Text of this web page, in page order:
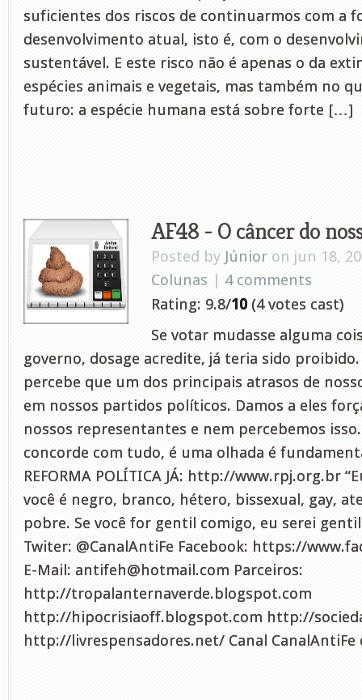
suficientes dos riscos de continuarmos com a
desenvolvimento atual, isto é, com o
sustentável. E este risco não é apenas o da
espécies animais e vegetais, mas também no
futuro: a espécie humana está sobre forte […]
AF48 - O câncer do
Posted by Júnior on jun 18,
Colunas | 4 comments
Rating: 9.8/10 (4 votes cast)
Se votar mudasse alguma
governo, dosage acredite, já teria sido
percebe que um dos principais atrasos de
em nossos partidos políticos. Damos a eles
nossos representantes e nem percebemos
concorde com tudo, é uma olhada é
REFORMA POLÍTICA JÁ: http://www.rpj.org.br
você é negro, branco, hétero, bissexual, gay,
pobre. Se você for gentil comigo, eu serei
Twiter: @CanalAntiFe Facebook: https://
E-Mail: antifeh@hotmail.com Parceiros:
http://tropalanternaverde.blogspot.com
http://hipocrisiaoff.blogspot.com http://
http://livrespensadores.net/ Canal CanalAntiFe